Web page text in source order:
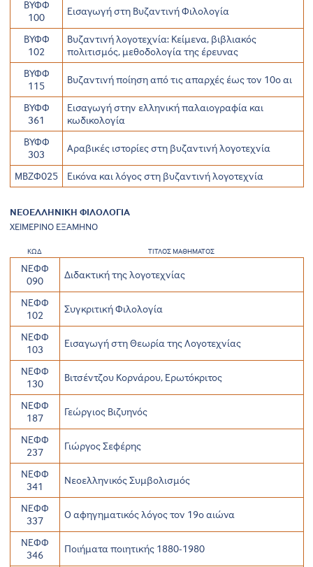
ΒΥΦΦ
100
Εισαγωγή στη Βυζαντινή Φιλολογία
ΒΥΦΦ
102
Βυζαντινή λογοτεχνία: Κείμενα, βιβλιακός
πολιτισμός, μεθοδολογία της έρευνας
ΒΥΦΦ
115
Βυζαντινή ποίηση από τις απαρχές έως τον 10ο αι
ΒΥΦΦ
361
Εισαγωγή στην ελληνική παλαιογραφία και
κωδικολογία
ΒΥΦΦ
303
Αραβικές ιστορίες στη βυζαντινή λογοτεχνία
ΜΒΖΦ025 Εικόνα και λόγος στη βυζαντινή λογοτεχνία
ΝΕΟΕΛΛΗΝΙΚΗ ΦΙΛΟΛΟΓΙΑ
ΧΕΙΜΕΡΙΝΟ ΕΞΑΜΗΝΟ
ΚΩΔ ΤΙΤΛΟΣ ΜΑΘΗΜΑΤΟΣ
ΝΕΦΦ
090
Διδακτική της λογοτεχνίας
ΝΕΦΦ
102
Συγκριτική Φιλολογία
ΝΕΦΦ
103
Εισαγωγή στη Θεωρία της Λογοτεχνίας
ΝΕΦΦ
130
Βιτσέντζου Κορνάρου, Ερωτόκριτος
ΝΕΦΦ
187
Γεώργιος Βιζυηνός
ΝΕΦΦ
237
Γιώργος Σεφέρης
ΝΕΦΦ
341
Νεοελληνικός Συμβολισμός
ΝΕΦΦ
337
Ο αφηγηματικός λόγος τον 19ο αιώνα
ΝΕΦΦ
346
Ποιήματα ποιητικής 1880-1980